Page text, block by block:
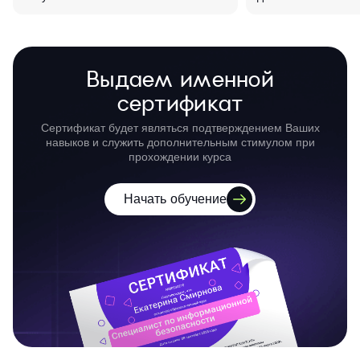
Выдаем именной
сертификат
Сертификат будет являться подтверждением Ваших
навыков и служить дополнительным стимулом при
прохождении курса
Начать обучение